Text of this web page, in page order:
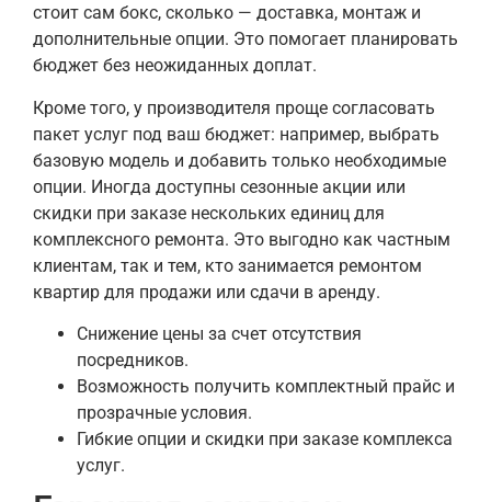
стоит сам бокс, сколько — доставка, монтаж и
дополнительные опции. Это помогает планировать
бюджет без неожиданных доплат.
Кроме того, у производителя проще согласовать
пакет услуг под ваш бюджет: например, выбрать
базовую модель и добавить только необходимые
опции. Иногда доступны сезонные акции или
скидки при заказе нескольких единиц для
комплексного ремонта. Это выгодно как частным
клиентам, так и тем, кто занимается ремонтом
квартир для продажи или сдачи в аренду.
Снижение цены за счет отсутствия
посредников.
Возможность получить комплектный прайс и
прозрачные условия.
Гибкие опции и скидки при заказе комплекса
услуг.